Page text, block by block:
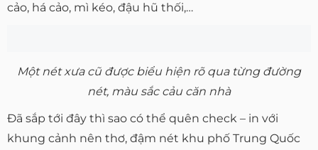
cảo, há cảo, mì kéo, đậu hũ thối,…
Một nét xưa cũ được biểu hiện rõ qua từng đường
nét, màu sắc cảu căn nhà
Đã sắp tới đây thì sao có thể quên check – in với
khung cảnh nên thơ, đậm nét khu phố Trung Quốc